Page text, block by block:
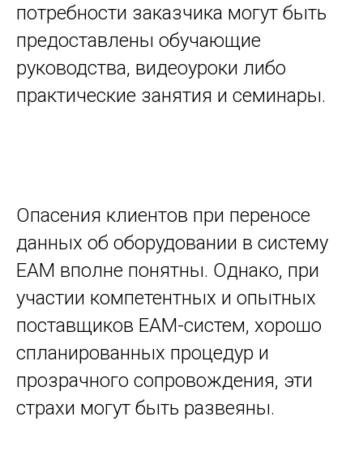
потребности заказчика могут быть
предоставлены обучающие
руководства, видеоуроки либо
практические занятия и семинары.
Опасения клиентов при переносе
данных об оборудовании в систему
EAM вполне понятны. Однако, при
участии компетентных и опытных
поставщиков EAM-систем, хорошо
спланированных процедур и
прозрачного сопровождения, эти
страхи могут быть развеяны.